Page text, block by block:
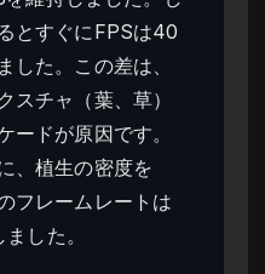
とすぐにFPSは40
した。この差は、
スチャ（葉、草）
ードが原因です。
、植生の密度を
フレームレートは
した。